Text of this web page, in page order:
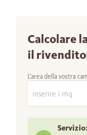
Calcolare
il
L'area della vostra
Servizio: